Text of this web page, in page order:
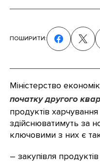
Міністерство
початку другого
продуктів
здійснюватимуть за
ключовими з них є
– закупівля
ПОШИРИТИ: